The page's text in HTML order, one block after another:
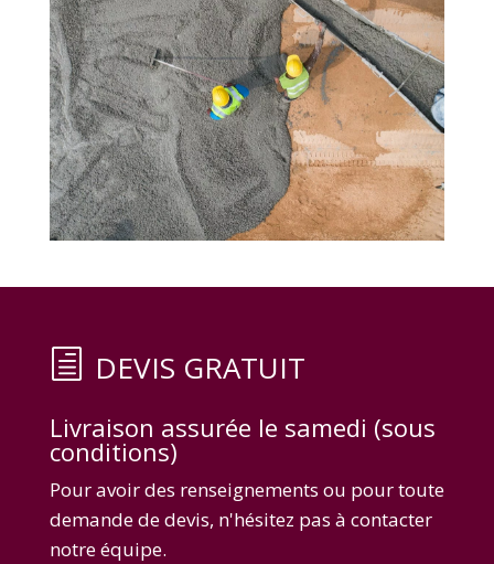
DEVIS GRATUIT
Livraison assurée le samedi (sous
conditions)
Pour avoir des renseignements ou pour toute
demande de devis, n'hésitez pas à contacter
notre équipe.